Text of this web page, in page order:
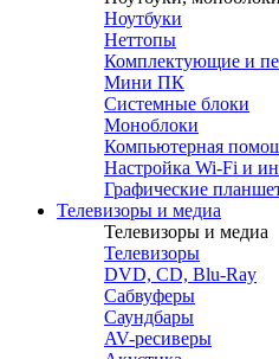
Ноутбуки
Неттопы
Комплектующие и
Мини ПК
Системные блоки
Моноблоки
Компьютерная
Настройка Wi-Fi и
Графические
Телевизоры и медиа
Телевизоры и медиа
Телевизоры
DVD, CD, Blu-Ray
Сабвуферы
Саундбары
AV-ресиверы